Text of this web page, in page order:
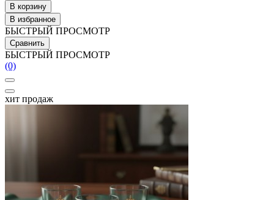
В корзину
В избранное
БЫСТРЫЙ ПРОСМОТР
Сравнить
БЫСТРЫЙ ПРОСМОТР
(0)
хит продаж